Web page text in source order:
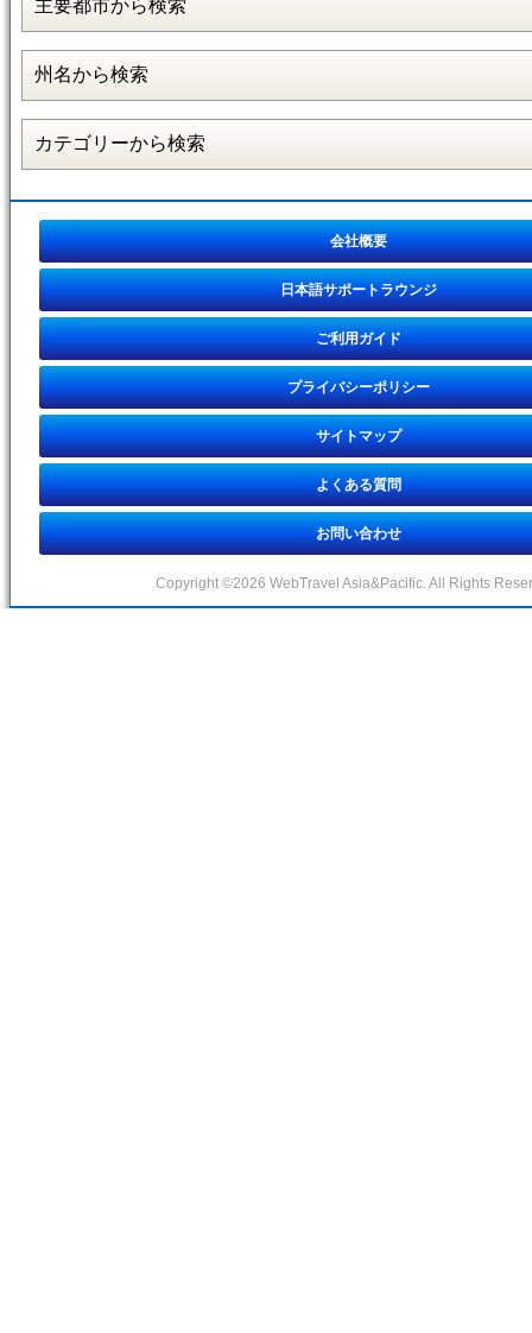
会社概要
日本語サポートラウンジ
ご利用ガイド
プライバシーポリシー
サイトマップ
よくある質問
お問い合わせ
Copyright ©2026 WebTravel Asia&Pacific. All Rights